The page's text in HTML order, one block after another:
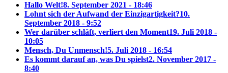
Hallo Welt!8. September 2021 - 18:46
Lohnt sich der Aufwand der Einzigartigkeit?10.
September 2018 - 9:52
Wer darüber schläft, verliert den Moment19. Juli 2018 -
10:05
Mensch, Du Unmensch!5. Juli 2018 - 16:54
Es kommt darauf an, was Du spielst2. November 2017 -
8:40